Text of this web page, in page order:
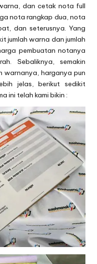
dan cetak nota full
nota rangkap dua, nota
dan seterusnya. Yang
jumlah warna dan jumlah
pembuatan notanya
Sebaliknya, semakin
warnanya, harganya pun
jelas, berikut sedikit
ini telah kami bikin :